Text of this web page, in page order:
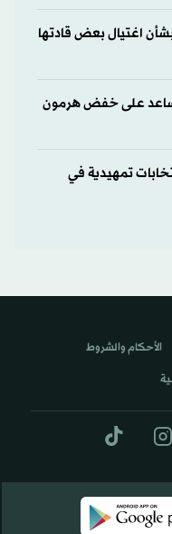
اغتيال بعض قادتها
قد تساعد على خفض هرمون
تمهيدية في
الأحكام والشروط